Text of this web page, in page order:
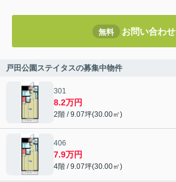
無料 お問い合わせ
戸田公園ステイタスの募集中物件
301
8.2万円
2階 / 9.07坪(30.00㎡)
406
7.9万円
4階 / 9.07坪(30.00㎡)